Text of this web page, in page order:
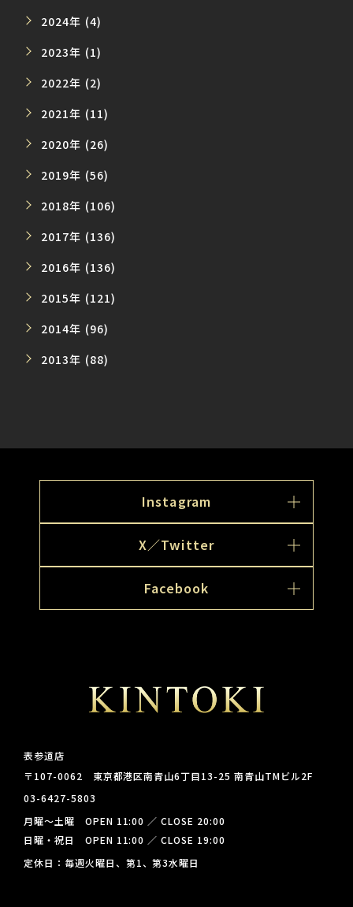
2024年 (4)
2023年 (1)
2022年 (2)
2021年 (11)
2020年 (26)
2019年 (56)
2018年 (106)
2017年 (136)
2016年 (136)
2015年 (121)
2014年 (96)
2013年 (88)
Instagram
X／Twitter
Facebook
表参道店
〒107-0062 東京都港区南青山6丁目13-25 南青山TMビル2F
03-6427-5803
月曜～土曜 OPEN 11:00 ／ CLOSE 20:00
日曜・祝日 OPEN 11:00 ／ CLOSE 19:00
定休日：毎週火曜日、第1、第3水曜日